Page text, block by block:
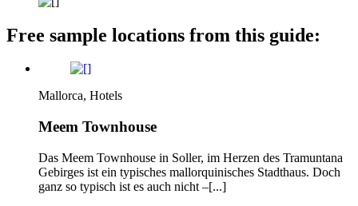
Free sample locations from this guide:
Mallorca, Hotels
Meem Townhouse
Das Meem Townhouse in Soller, im Herzen des Tramuntana
Gebirges ist ein typisches mallorquinisches Stadthaus. Doch
ganz so typisch ist es auch nicht –[...]